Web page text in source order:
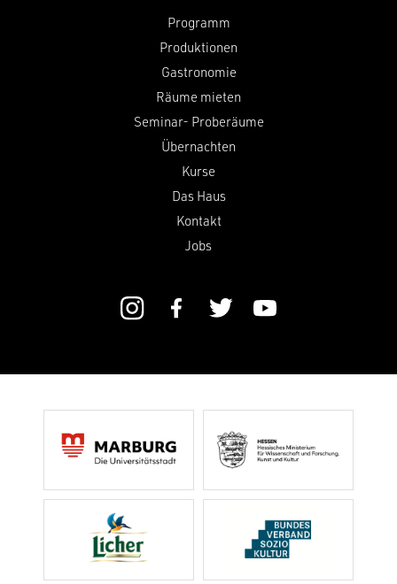
Programm
Produktionen
Gastronomie
Räume mieten
Seminar- Proberäume
Übernachten
Kurse
Das Haus
Kontakt
Jobs